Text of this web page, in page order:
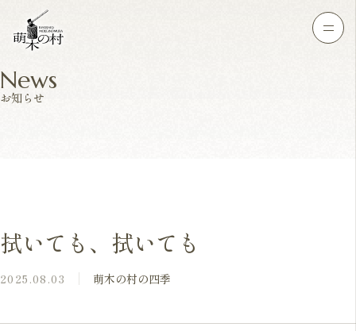
News
お知らせ
拭いても、拭いても
2025.08.03 萌木の村の四季